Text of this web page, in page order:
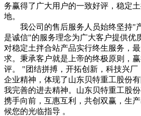
务赢得了广大用户的一致好评，稳定
地。
我公司的售后服务人员始终坚持"
是诚信"的服务理念为广大客户提供优
对稳定土拌合站产品实行终生服务，
求。秉承客户就是上帝的终极原则，
评。 "团结拼搏，开拓创新，科技兴
企业精神，体现了山东贝特重工股份
我完善的进去精神。山东贝特重工股
携手向前，互惠互利，共创双赢，生
候您的光临指导 。